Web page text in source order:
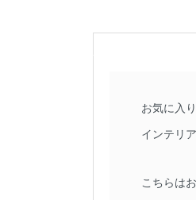
お気に入
インテリ
こちらは